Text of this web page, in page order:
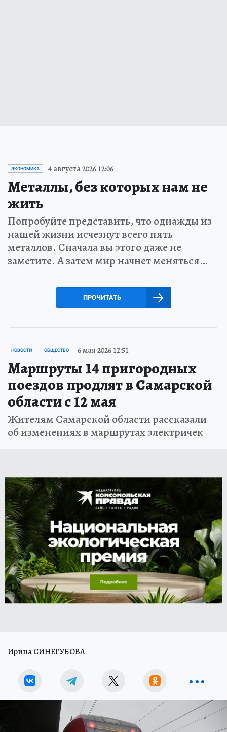
ЭКОНОМИКА 4 августа 2026 12:06
Металлы, без которых нам не
жить
Попробуйте представить, что однажды из
нашей жизни исчезнут всего пять
металлов. Сначала вы этого даже не
заметите. А затем мир начнет меняться…
ПРОЧИТАТЬ
НОВОСТИ ОБЩЕСТВО 6 мая 2026 12:51
Маршруты 14 пригородных
поездов продлят в Самарской
области с 12 мая
Жителям Самарской области рассказали
об изменениях в маршрутах электричек
Ирина СИНЕГУБОВА